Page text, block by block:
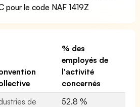
pour le code NAF 1419Z
% des
employés de
l'activité
concernés
de
52.8 %